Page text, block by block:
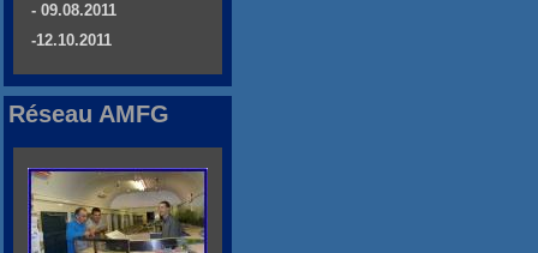
- 09.08.2011
-12.10.2011
Réseau AMFG